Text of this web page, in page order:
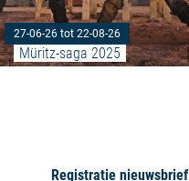
27-06-26 tot 22-08-26
Müritz-saga 2025
Registratie nieuwsbrief